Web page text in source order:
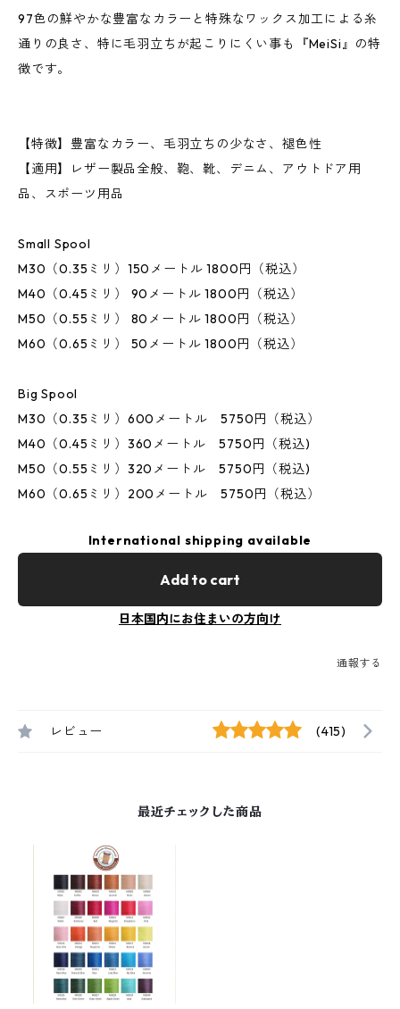
97色の鮮やかな豊富なカラーと特殊なワックス加工による糸
通りの良さ、特に毛羽立ちが起こりにくい事も『MeiSi』の特
徴です。
【特徴】豊富なカラー、毛羽立ちの少なさ、褪色性
【適用】レザー製品全般、鞄、靴、デニム、アウトドア用
品、スポーツ用品
Small Spool
M30（0.35ミリ）150メートル 1800円（税込）
M40（0.45ミリ） 90メートル 1800円（税込）
M50（0.55ミリ） 80メートル 1800円（税込）
M60（0.65ミリ） 50メートル 1800円（税込）
Big Spool
M30（0.35ミリ）600メートル 5750円（税込）
M40（0.45ミリ）360メートル 5750円（税込)
M50（0.55ミリ）320メートル 5750円（税込)
M60（0.65ミリ）200メートル 5750円（税込）
International shipping available
Add to cart
日本国内にお住まいの方向け
通報する
レビュー (415)
最近チェックした商品